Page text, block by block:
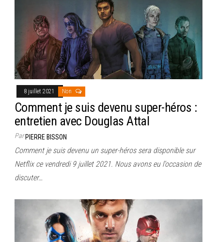
8 juillet 2021 Non
Comment je suis devenu super-héros :
entretien avec Douglas Attal
ParPIERRE BISSON
Comment je suis devenu un super-héros sera disponible sur
Netflix ce vendredi 9 juillet 2021. Nous avons eu l’occasion de
discuter…